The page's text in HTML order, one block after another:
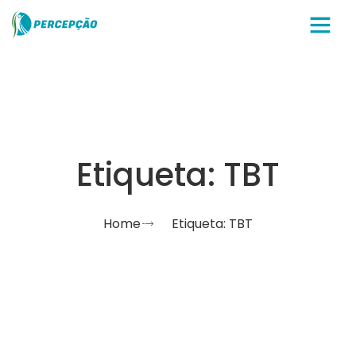
Etiqueta: TBT
Home Etiqueta: TBT